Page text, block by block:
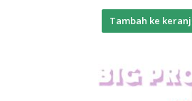
Tambah ke